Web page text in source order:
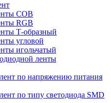
COB
RGB
Т-образный
угловой
игольчатый
ленты
по напряжению питания
по типу светодиода SMD